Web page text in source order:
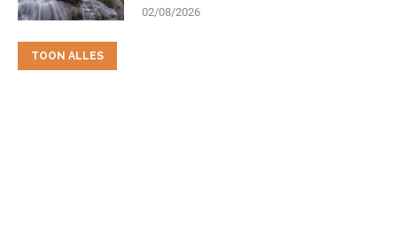
02/08/2026
TOON ALLES